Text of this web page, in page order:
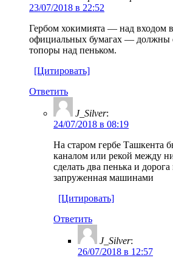
23/07/2018 в 22:52
Гербом хокимията — над входом
официальных бумагах — должны
топоры над пеньком.
[Цитировать]
Ответить
J_Silver:
24/07/2018 в 08:19
На старом гербе Ташкента
каналом или рекой между
сделать два пенька и дорога
запруженная машинами
[Цитировать]
Ответить
J_Silver:
26/07/2018 в 12:57